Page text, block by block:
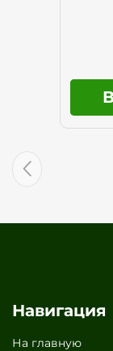
Навигация
На главную